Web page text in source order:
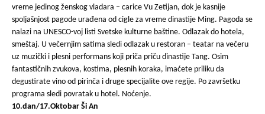
vreme jedinog ženskog vladara – carice Vu Zetijan, dok je kasnije
spoljašnjost pagode urađena od cigle za vreme dinastije Ming. Pagoda se
nalazi na UNESCO-voj listi Svetske kulturne baštine. Odlazak do hotela,
smeštaj. U večernjim satima sledi odlazak u restoran – teatar na večeru
uz muzički i plesni performans koji priča priču dinastije Tang. Osim
fantastičnih zvukova, kostima, plesnih koraka, imaćete priliku da
degustirate vino od pirinča i druge specijalite ove regije. Po završetku
programa sledi povratak u hotel. Noćenje.
10.dan/17.Oktobar Ši An